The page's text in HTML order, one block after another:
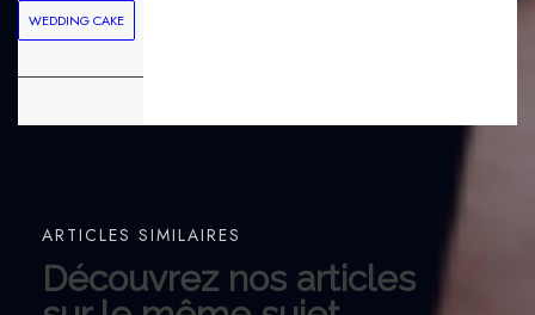
WEDDING CAKE
ARTICLES SIMILAIRES
Découvrez nos articles